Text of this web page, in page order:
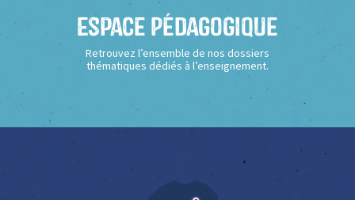
Espace Pédagogique
Retrouvez l’ensemble de nos dossiers
thématiques dédiés à l’enseignement.